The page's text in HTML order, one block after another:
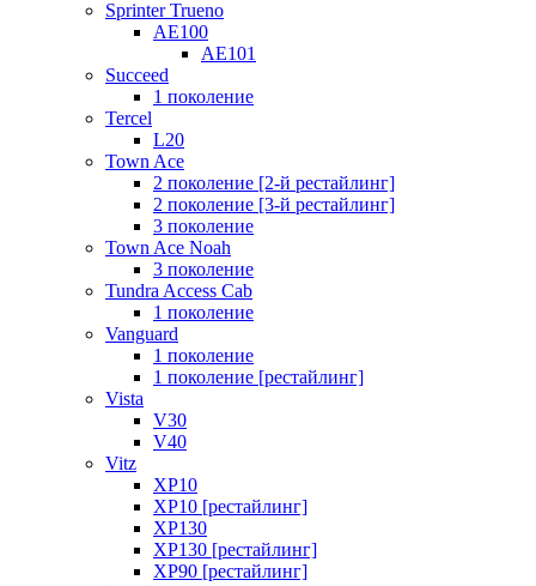
Sprinter Trueno
AE100
AE101
Succeed
1 поколение
Tercel
L20
Town Ace
2 поколение [2-й рестайлинг]
2 поколение [3-й рестайлинг]
3 поколение
Town Ace Noah
3 поколение
Tundra Access Cab
1 поколение
Vanguard
1 поколение
1 поколение [рестайлинг]
Vista
V30
V40
Vitz
XP10
XP10 [рестайлинг]
XP130
XP130 [рестайлинг]
XP90 [рестайлинг]